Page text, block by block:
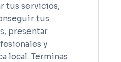
tus servicios,
tus
presentar
y
local. Terminas